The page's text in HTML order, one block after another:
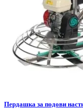
Пердашка за подови